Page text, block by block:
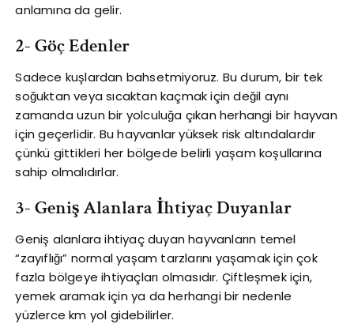
anlamına da gelir.
2- Göç Edenler
Sadece kuşlardan bahsetmiyoruz. Bu durum, bir tek
soğuktan veya sıcaktan kaçmak için değil aynı
zamanda uzun bir yolculuğa çıkan herhangi bir hayvan
için geçerlidir. Bu hayvanlar yüksek risk altındalardır
çünkü gittikleri her bölgede belirli yaşam koşullarına
sahip olmalıdırlar.
3- Geniş Alanlara İhtiyaç Duyanlar
Geniş alanlara ihtiyaç duyan hayvanların temel
“zayıflığı” normal yaşam tarzlarını yaşamak için çok
fazla bölgeye ihtiyaçları olmasıdır. Çiftleşmek için,
yemek aramak için ya da herhangi bir nedenle
yüzlerce km yol gidebilirler.